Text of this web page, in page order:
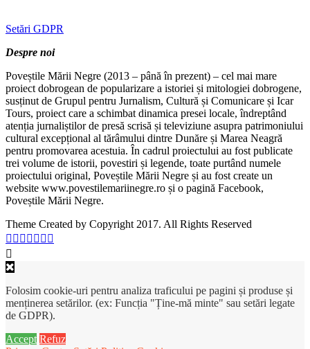
Setări GDPR
Despre noi
Poveștile Mării Negre (2013 – până în prezent) – cel mai mare
proiect dobrogean de popularizare a istoriei și mitologiei dobrogene,
susținut de Grupul pentru Jurnalism, Cultură și Comunicare și Icar
Tours, proiect care a schimbat dinamica presei locale, îndreptând
atenția jurnaliștilor de presă scrisă și televiziune asupra patrimoniului
cultural excepțional al tărâmului dintre Dunăre și Marea Neagră
pentru promovarea acestuia. În cadrul proiectului au fost publicate
trei volume de istorii, povestiri și legende, toate purtând numele
proiectului original, Poveștile Mării Negre și au fost create un
website www.povestilemariinegre.ro și o pagină Facebook,
Poveștile Mării Negre.
Theme Created by Copyright 2017. All Rights Reserved
Folosim cookie-uri pentru analiza traficului pe pagini și produse și
menținerea setărilor. (ex: Funcția "Ține-mă minte" sau setări legate
de GDPR).
Accept Refuz